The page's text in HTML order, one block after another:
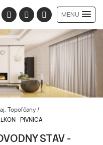
MENU
Topoľčany /
- PIVNICA
STAV -